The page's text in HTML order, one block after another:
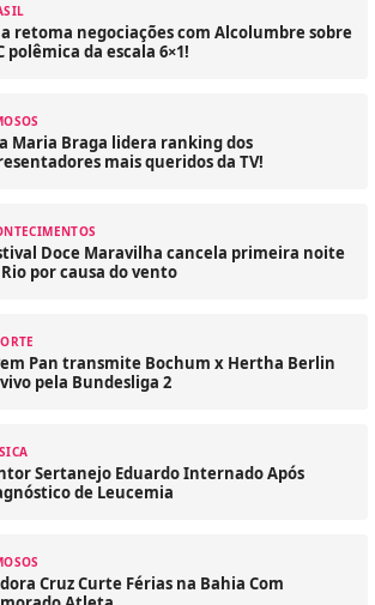
retoma negociações com Alcolumbre sobre
polêmica da escala 6×1!
Maria Braga lidera ranking dos
mais queridos da TV!
Doce Maravilha cancela primeira noite
por causa do vento
Pan transmite Bochum x Hertha Berlin
pela Bundesliga 2
Sertanejo Eduardo Internado Após
de Leucemia
Cruz Curte Férias na Bahia Com